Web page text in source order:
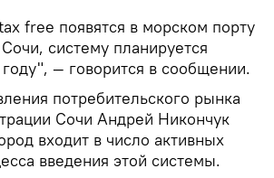
free появятся в морском порту
систему планируется
— говорится в сообщении.
потребительского рынка
Сочи Андрей Никончук
входит в число активных
введения этой системы.